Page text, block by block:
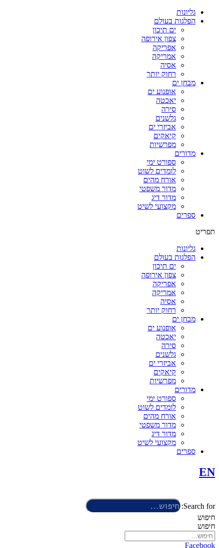
גליונות
הפלגות בעולם
ים תיכון
צפון אירופה
אפריקה
אמריקה
אסיה
רחוק יותר
מבחן ים
אופנוע ים
יאכטה
סירה
גלשנים
אביזרי ים
קיאקים
מפרשיות
מדורים
ספורט ימי
לומדים לשוט
אורח מהים
מדור משפטי
מדור דיג
מקצועי לשיט
ספרים
תפריט
גליונות
הפלגות בעולם
ים תיכון
צפון אירופה
אפריקה
אמריקה
אסיה
רחוק יותר
מבחן ים
אופנוע ים
יאכטה
סירה
גלשנים
אביזרי ים
קיאקים
מפרשיות
מדורים
ספורט ימי
לומדים לשוט
אורח מהים
מדור משפטי
מדור דיג
מקצועי לשיט
ספרים
EN
Search for:
חיפוש
חיפוש
Facebook